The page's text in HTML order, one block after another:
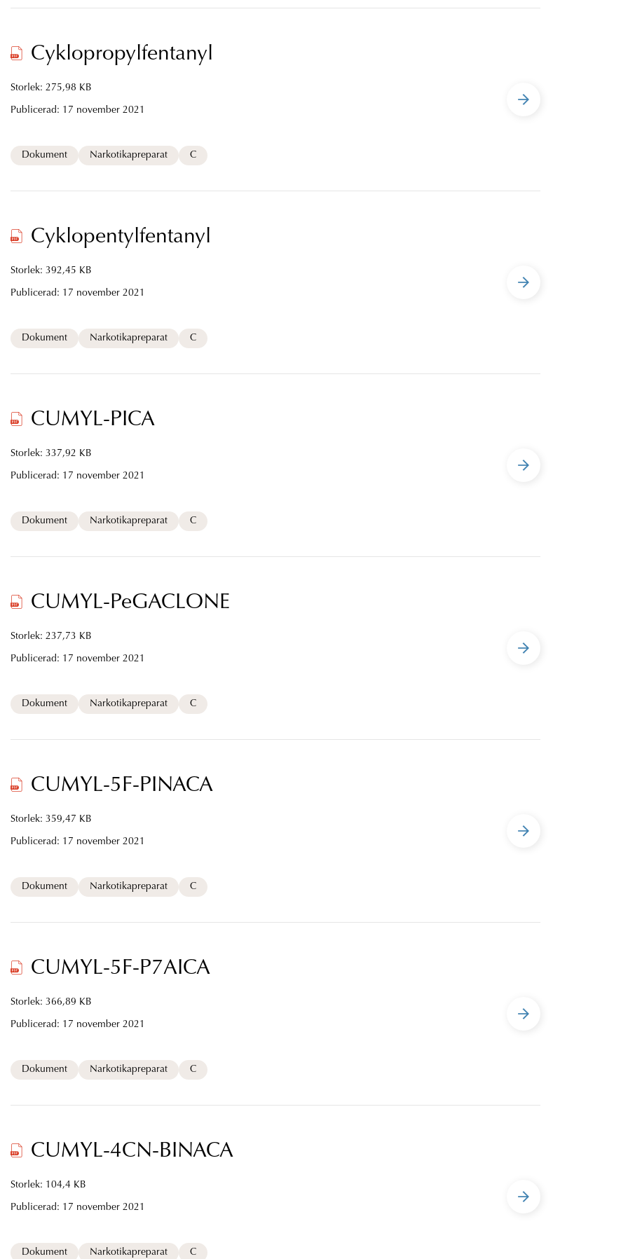
Cyklopropylfentanyl
Storlek: 275,98 KB
Publicerad: 17 november 2021
Dokument Narkotikapreparat C
Cyklopentylfentanyl
Storlek: 392,45 KB
Publicerad: 17 november 2021
Dokument Narkotikapreparat C
CUMYL-PICA
Storlek: 337,92 KB
Publicerad: 17 november 2021
Dokument Narkotikapreparat C
CUMYL-PeGACLONE
Storlek: 237,73 KB
Publicerad: 17 november 2021
Dokument Narkotikapreparat C
CUMYL-5F-PINACA
Storlek: 359,47 KB
Publicerad: 17 november 2021
Dokument Narkotikapreparat C
CUMYL-5F-P7AICA
Storlek: 366,89 KB
Publicerad: 17 november 2021
Dokument Narkotikapreparat C
CUMYL-4CN-BINACA
Storlek: 104,4 KB
Publicerad: 17 november 2021
Dokument Narkotikapreparat C